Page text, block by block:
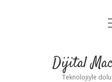
Dijital
Teknolojiyle